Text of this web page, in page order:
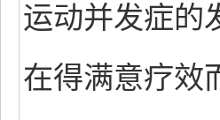
运动并发症的
在得满意疗效